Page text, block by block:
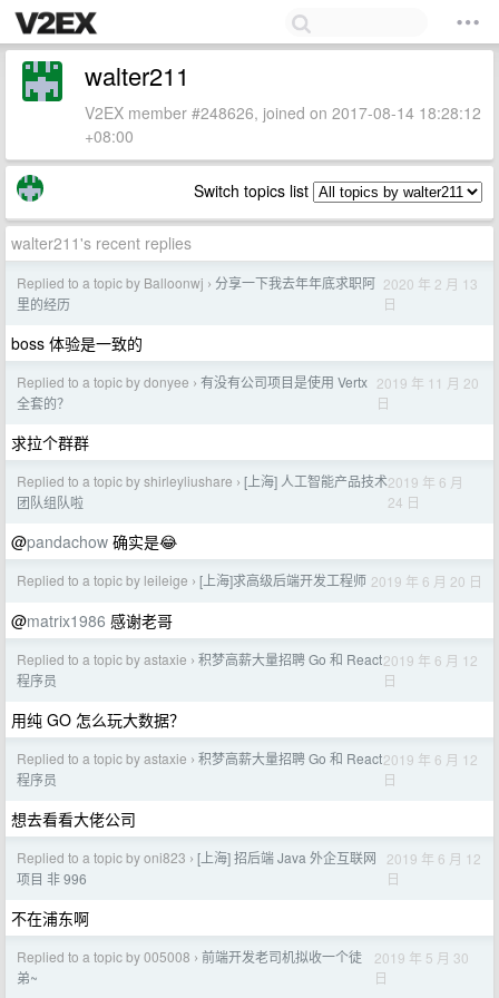
walter211
V2EX member #248626, joined on 2017-08-14 18:28:12
+08:00
Switch topics list
walter211's recent replies
Replied to a topic by Balloonwj › 分享一下我去年年底求职阿
里的经历
2020 年 2 月 13
日
boss 体验是一致的
Replied to a topic by donyee › 有没有公司项目是使用 Vertx
全套的？
2019 年 11 月 20
日
求拉个群群
Replied to a topic by shirleyliushare › [上海] 人工智能产品技术
团队组队啦
2019 年 6 月
24 日
@pandachow 确实是😂
Replied to a topic by leileige › [上海]求高级后端开发工程师 2019 年 6 月 20 日
@matrix1986 感谢老哥
Replied to a topic by astaxie › 积梦高薪大量招聘 Go 和 React
程序员
2019 年 6 月 12
日
用纯 GO 怎么玩大数据？
Replied to a topic by astaxie › 积梦高薪大量招聘 Go 和 React
程序员
2019 年 6 月 12
日
想去看看大佬公司
Replied to a topic by oni823 › [上海] 招后端 Java 外企互联网
项目 非 996
2019 年 6 月 12
日
不在浦东啊
Replied to a topic by 005008 › 前端开发老司机拟收一个徒
弟~
2019 年 5 月 30
日